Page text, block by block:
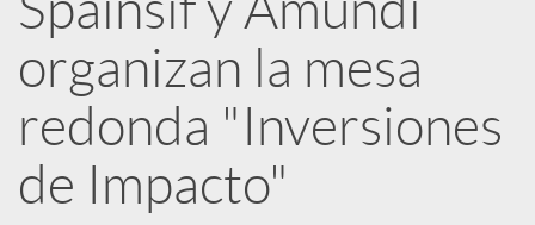
l
i
c
organizan la mesa
redonda "Inversiones
de Impacto"